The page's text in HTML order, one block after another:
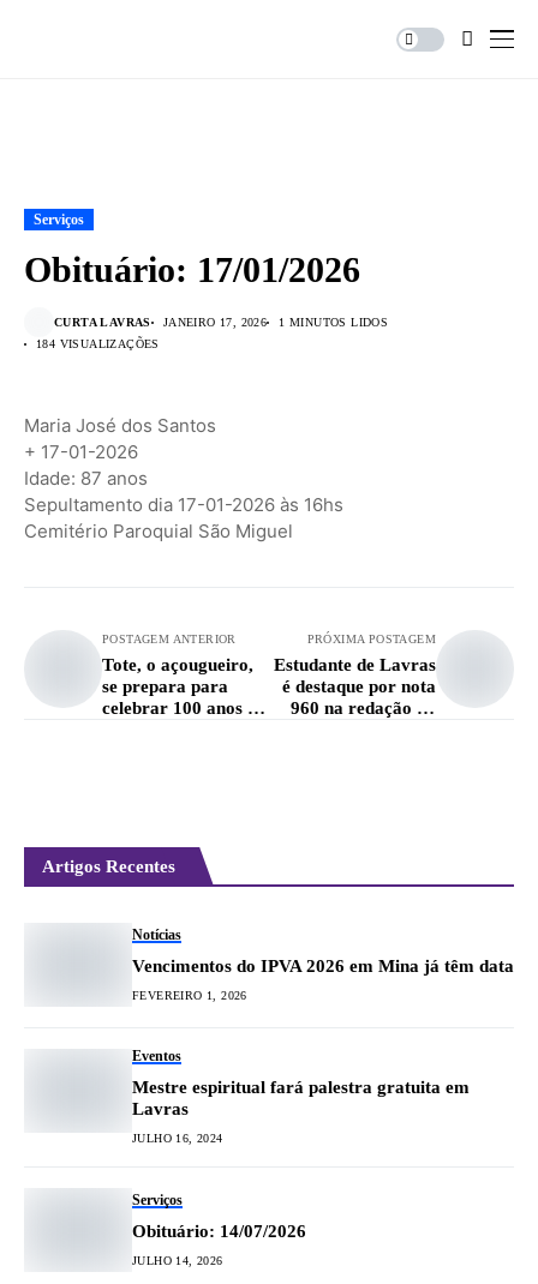
Serviços
Obituário: 17/01/2026
CURTA LAVRAS JANEIRO 17, 2026
1 MINUTOS LIDOS
184 VISUALIZAÇÕES
Maria José dos Santos
+ 17-01-2026
Idade: 87 anos
Sepultamento dia 17-01-2026 às 16hs
Cemitério Paroquial São Miguel
POSTAGEM ANTERIOR
Tote, o açougueiro,
se prepara para
celebrar 100 anos de
PRÓXIMA POSTAGEM
Estudante de Lavras
é destaque por nota
960 na redação do
Artigos Recentes
Notícias
Vencimentos do IPVA 2026 em Mina já têm data
FEVEREIRO 1, 2026
Eventos
Mestre espiritual fará palestra gratuita em
Lavras
JULHO 16, 2024
Serviços
Obituário: 14/07/2026
JULHO 14, 2026